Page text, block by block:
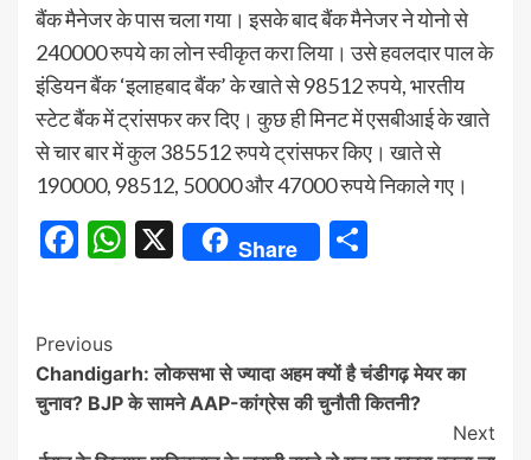
बैंक मैनेजर के पास चला गया। इसके बाद बैंक मैनेजर ने योनो से
240000 रुपये का लोन स्वीकृत करा लिया। उसे हवलदार पाल के
इंडियन बैंक ‘इलाहबाद बैंक’ के खाते से 98512 रुपये, भारतीय
स्टेट बैंक में ट्रांसफर कर दिए। कुछ ही मिनट में एसबीआई के खाते
से चार बार में कुल 385512 रुपये ट्रांसफर किए। खाते से
190000, 98512, 50000 और 47000 रुपये निकाले गए।
Facebook
WhatsApp
X Share
Continue
Reading
Previous
Chandigarh: लोकसभा से ज्यादा अहम क्यों है चंडीगढ़ मेयर का
चुनाव? BJP के सामने AAP-कांग्रेस की चुनौती कितनी?
Next